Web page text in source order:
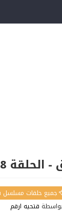
الحلقة 8
جميع حلقات مسلسل
قتحيه ارقم